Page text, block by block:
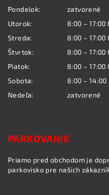
Pondelok:
zatvorené
Utorok:
8:00 – 17:00
Streda:
8:00 – 17:00
Štvrtok:
8:00 – 17:00
Piatok:
8:00 – 17:00
Sobota:
8:00 – 14:00
Nedeľa:
zatvorené
PARKOVANIE
Priamo pred obchodom je
parkovisko pre našich